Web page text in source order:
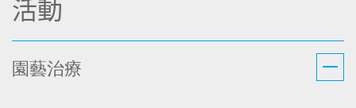
活動
園藝治療